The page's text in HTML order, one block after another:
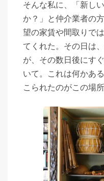
そんな私に、「新し
か？」と仲介業者の
望の家賃や間取りで
てくれた。その日は
が、その数日後にす
いて。これは何かあ
こられたのがこの場所